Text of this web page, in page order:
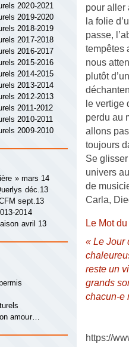
pour aller
la folie
passe,
tempêtes
nous
plutôt
le vertige
perdu au
allons
toujours
Se
univers
de
Carla,
Le Mot
« Le Jour
reste un
grands
chacun-e
https://
2020-2021
2019-2020
2018-2019
2017-2018
2016-2017
2015-2016
2014-2015
2013-2014
2012-2013
2011-2012
2010-2011
2009-2010
» mars 14
déc.13
sept.13
2014
avril 13
amour…